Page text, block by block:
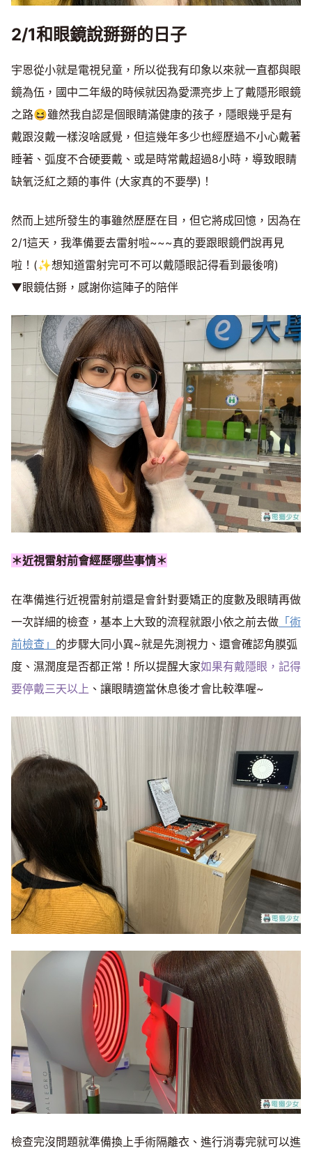
2/1和眼鏡說掰掰的日子
宇恩從小就是電視兒童，所以從我有印象以來就一直都與眼
鏡為伍，國中二年級的時候就因為愛漂亮步上了戴隱形眼鏡
之路😆雖然我自認是個眼睛滿健康的孩子，隱眼幾乎是有
戴跟沒戴一樣沒啥感覺，但這幾年多少也經歷過不小心戴著
睡著、弧度不合硬要戴、或是時常戴超過8小時，導致眼睛
缺氧泛紅之類的事件 (大家真的不要學)！
然而上述所發生的事雖然歷歷在目，但它將成回憶，因為在
2/1這天，我準備要去雷射啦~~~真的要跟眼鏡們說再見
啦！(✨想知道雷射完可不可以戴隱眼記得看到最後唷)
▼眼鏡估掰，感謝你這陣子的陪伴
＊近視雷射前會經歷哪些事情＊
在準備進行近視雷射前還是會針對要矯正的度數及眼睛再做
一次詳細的檢查，基本上大致的流程就跟小依之前去做 「術
前檢查」 的步驟大同小異~就是先測視力、還會確認角膜弧
度、濕潤度是否都正常！所以提醒大家如果有戴隱眼，記得
要停戴三天以上 、讓眼睛適當休息後才會比較準喔~
檢查完沒問題就準備換上手術隔離衣、進行消毒完就可以進